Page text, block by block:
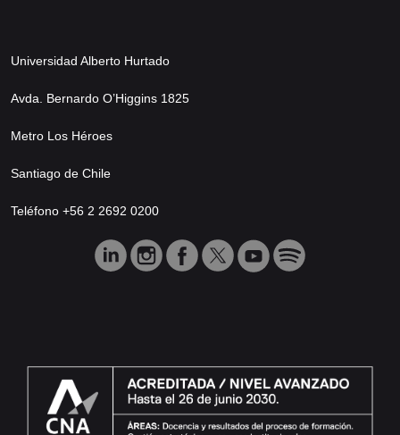
Universidad Alberto Hurtado
Avda. Bernardo O’Higgins 1825
Metro Los Héroes
Santiago de Chile
Teléfono +56 2 2692 0200